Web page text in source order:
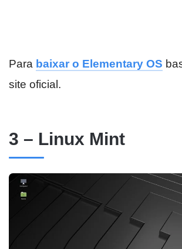
Para baixar o Elementary OS
site oficial.
3 – Linux Mint